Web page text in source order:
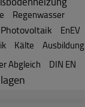
Regenwasser
Photovoltaik EnEV
Kälte Ausbildung
Abgleich
DIN EN